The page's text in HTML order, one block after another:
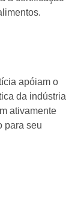
apóiam o
da indústria
ativamente
para seu